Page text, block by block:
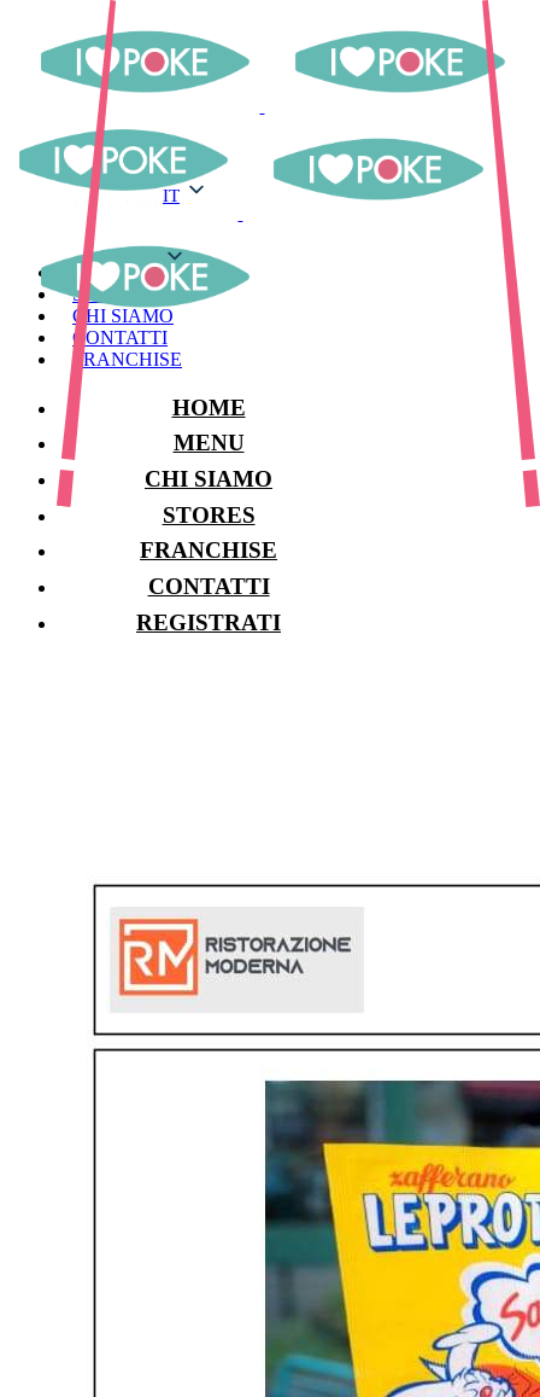
IT
MENU
STORES
CHI SIAMO
CONTATTI
FRANCHISE
HOME
MENU
CHI SIAMO
STORES
FRANCHISE
CONTATTI
REGISTRATI